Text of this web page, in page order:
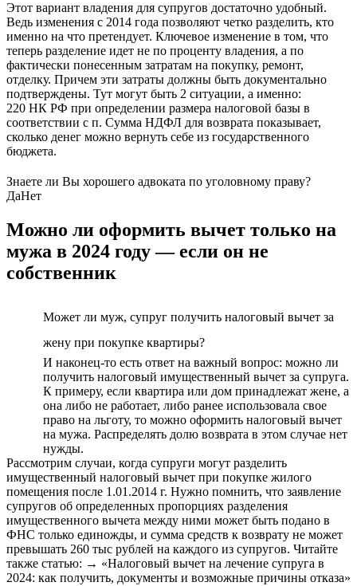
Этот вариант владения для супругов достаточно удобный.
Ведь изменения с 2014 года позволяют четко разделить, кто
именно на что претендует. Ключевое изменение в том, что
теперь разделение идет не по проценту владения, а по
фактически понесенным затратам на покупку, ремонт,
отделку. Причем эти затраты должны быть документально
подтверждены. Тут могут быть 2 ситуации, а именно:
220 НК РФ при определении размера налоговой базы в
соответствии с п. Сумма НДФЛ для возврата показывает,
сколько денег можно вернуть себе из государственного
бюджета.
Знаете ли Вы хорошего адвоката по уголовному праву?
ДаНет
Можно ли оформить вычет только на
мужа в 2024 году — если он не
собственник
Может ли муж, супруг получить налоговый вычет за
жену при покупке квартиры?
И наконец-то есть ответ на важный вопрос: можно ли
получить налоговый имущественный вычет за супруга.
К примеру, если квартира или дом принадлежат жене, а
она либо не работает, либо ранее использовала свое
право на льготу, то можно оформить налоговый вычет
на мужа. Распределять долю возврата в этом случае нет
нужды.
Рассмотрим случаи, когда супруги могут разделить
имущественный налоговый вычет при покупке жилого
помещения после 1.01.2014 г. Нужно помнить, что заявление
супругов об определенных пропорциях разделения
имущественного вычета между ними может быть подано в
ФНС только единожды, и сумма средств к возврату не может
превышать 260 тыс рублей на каждого из супругов. Читайте
также статью: → «Налоговый вычет на лечение супруга в
2024: как получить, документы и возможные причины отказа»